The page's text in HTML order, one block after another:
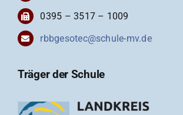
0395 – 3517 – 1009
rbbgesotec@schule-mv.de
Träger der Schule